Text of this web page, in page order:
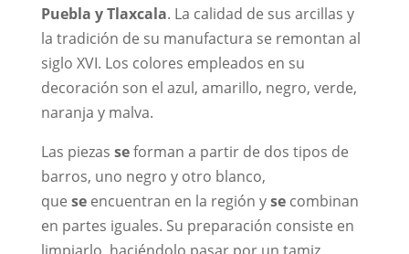
Puebla y Tlaxcala. La calidad de sus arcillas y
la tradición de su manufactura se remontan al
siglo XVI. Los colores empleados en su
decoración son el azul, amarillo, negro, verde,
naranja y malva.
Las piezas seforman a partir de dos tipos de
barros, uno negro y otro blanco,
que seencuentran en la región ysecombinan
en partes iguales. Su preparación consiste en